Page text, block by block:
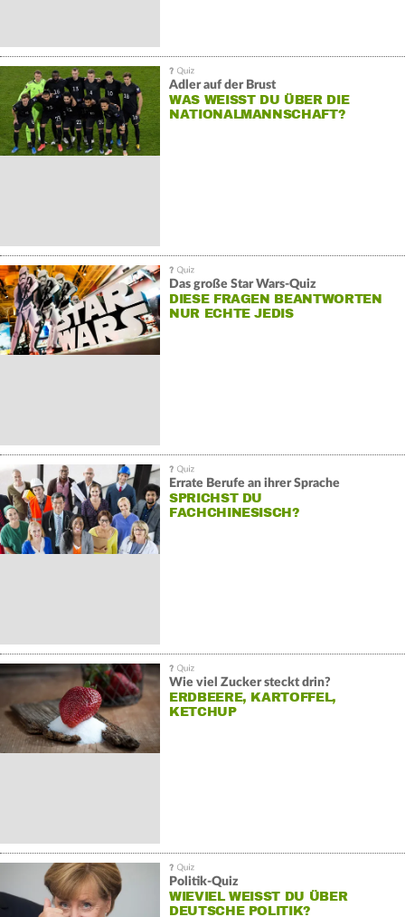
Adler auf der Brust
WAS WEISST DU ÜBER DIE N
ATIONALMANNSCHAFT?
Das große Star Wars-Quiz
DIESE FRAGEN BEANTWORTEN
NUR ECHTE JEDIS
Errate Berufe an ihrer Sprache
SPRICHST DU
FACHCHINESISCH?
Wie viel Zucker steckt drin?
ERDBEERE, KARTOFFEL,
KETCHUP
Politik-Quiz
WIEVIEL WEISST DU ÜBER D
EUTSCHE POLITIK?